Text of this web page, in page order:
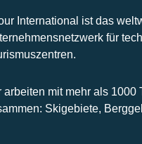
International ist das
für
arbeiten mit mehr als 1000
Skigebiete,